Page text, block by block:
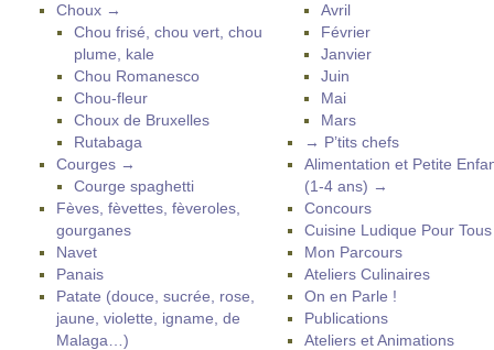
Choux →
Chou frisé, chou vert, chou
plume, kale
Chou Romanesco
Chou-fleur
Choux de Bruxelles
Rutabaga
Courges →
Courge spaghetti
Fèves, fèvettes, fèveroles,
gourganes
Navet
Panais
Patate (douce, sucrée, rose,
jaune, violette, igname, de
Malaga…)
Avril
Février
Janvier
Juin
Mai
Mars
→ P’tits chefs
Alimentation et Petite
(1-4 ans) →
Concours
Cuisine Ludique Pour
Mon Parcours
Ateliers Culinaires
On en Parle !
Publications
Ateliers et Animations